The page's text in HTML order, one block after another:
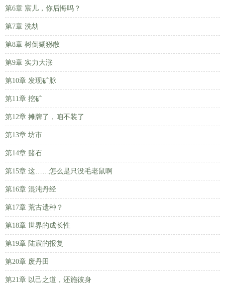
第6章 宸儿，你后悔吗？
第7章 洗劫
第8章 树倒猢狲散
第9章 实力大涨
第10章 发现矿脉
第11章 挖矿
第12章 摊牌了，咱不装了
第13章 坊市
第14章 赌石
第15章 这……怎么是只没毛老鼠啊
第16章 混沌丹经
第17章 荒古遗种？
第18章 世界的成长性
第19章 陆宸的报复
第20章 废丹田
第21章 以己之道，还施彼身